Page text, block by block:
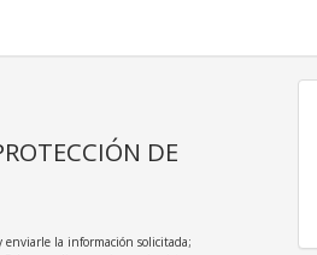
DE
enviarle la información solicitada;